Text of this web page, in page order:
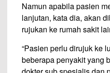
Namun apabila pasien
lanjutan, kata dia, akan
rujukan ke rumah sakit
“Pasien perlu dirujuk ke
beberapa penyakit yang